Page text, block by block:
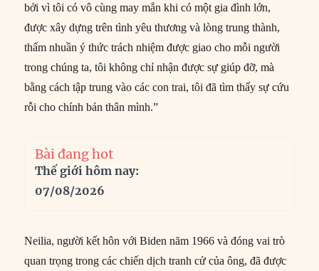
bởi vì tôi có vô cùng may mắn khi có một gia đình lớn,
được xây dựng trên tình yêu thương và lòng trung thành,
thấm nhuần ý thức trách nhiệm được giao cho mỗi người
trong chúng ta, tôi không chỉ nhận được sự giúp đỡ, mà
bằng cách tập trung vào các con trai, tôi đã tìm thấy sự cứu
rỗi cho chính bản thân mình.”
Bài đang hot
Thế giới hôm nay:
07/08/2026
Neilia, người kết hôn với Biden năm 1966 và đóng vai trò
quan trọng trong các chiến dịch tranh cử của ông, đã được